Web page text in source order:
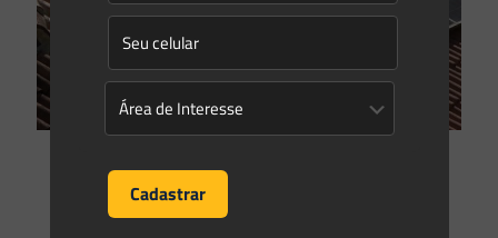
Governo regulamenta licenciamento para uso da energia
solar no Paraná